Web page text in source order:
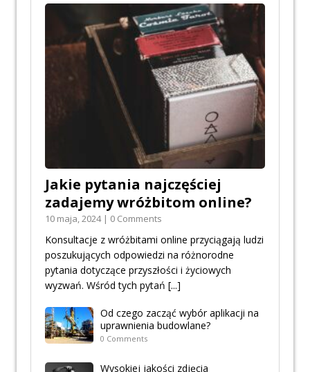
Jakie pytania najczęściej
zadajemy wróżbitom online?
10 maja, 2024 | 0 Comments
Konsultacje z wróżbitami online przyciągają ludzi
poszukujących odpowiedzi na różnorodne
pytania dotyczące przyszłości i życiowych
wyzwań. Wśród tych pytań [...]
Od czego zacząć wybór aplikacji na
uprawnienia budowlane?
0 Comments
Wysokiej jakości zdjęcia